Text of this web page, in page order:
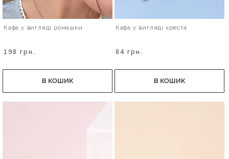
Кафа у вигляді ромашки
198 грн.
В КОШИК
Кафа у вигляді хреста
84 грн.
В КОШИК